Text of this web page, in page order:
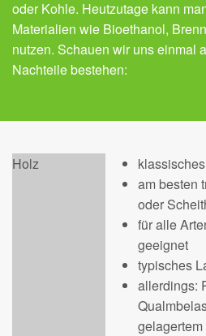
oder Kohle. Heutzutage kann
Materialien wie Bioethanol,
nutzen. Schauen wir uns einmal
Nachteile bestehen:
Holz
am besten
oder
für alle
geeignet
typisches
allerdings: